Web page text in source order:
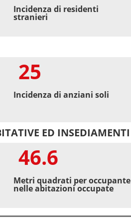
Incidenza di residenti
stranieri
25
Incidenza di anziani soli
ED INSEDIAMENTI
46.6
Metri quadrati per occupante
nelle abitazioni occupate